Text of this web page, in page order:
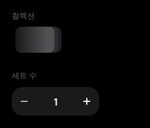
컬렉션
세트 수